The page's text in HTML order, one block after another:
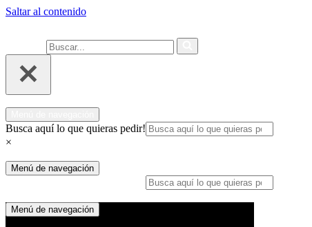
Saltar al contenido
Busca aquí lo que quieras pedir!
×
Menú de navegación
Menú de navegación